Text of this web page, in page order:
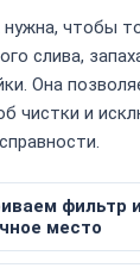
нужна, чтобы
слива,
Она
чистки и
фильтр и
место